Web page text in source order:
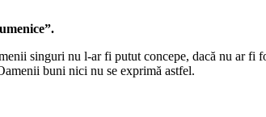
singuri nu l-ar fi putut concepe, dacă nu ar fi
buni nici nu se exprimă astfel.